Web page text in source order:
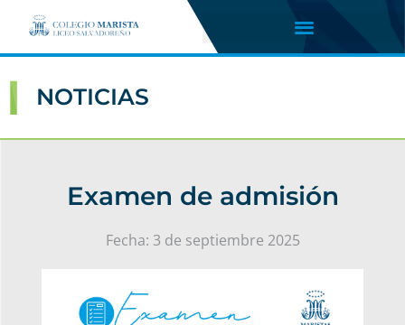
NOTICIAS
Examen de admisión
Fecha: 3 de septiembre 2025